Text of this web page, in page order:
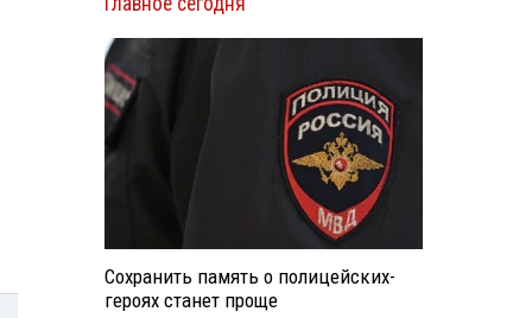
Сохранить память о полицейских-
героях станет проще